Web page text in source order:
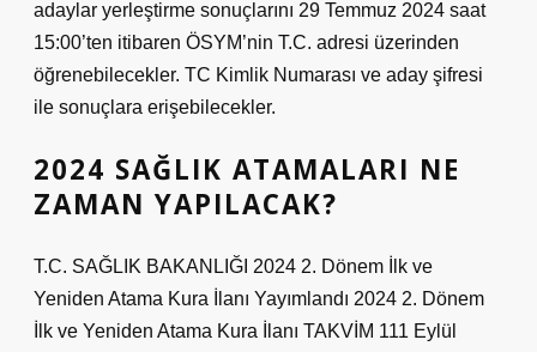
adaylar yerleştirme sonuçlarını 29 Temmuz 2024 saat
15:00’ten itibaren ÖSYM’nin T.C. adresi üzerinden
öğrenebilecekler. TC Kimlik Numarası ve aday şifresi
ile sonuçlara erişebilecekler.
2024 SAĞLIK ATAMALARI NE
ZAMAN YAPILACAK?
T.C. SAĞLIK BAKANLIĞI 2024 2. Dönem İlk ve
Yeniden Atama Kura İlanı Yayımlandı 2024 2. Dönem
İlk ve Yeniden Atama Kura İlanı TAKVİM 111 Eylül